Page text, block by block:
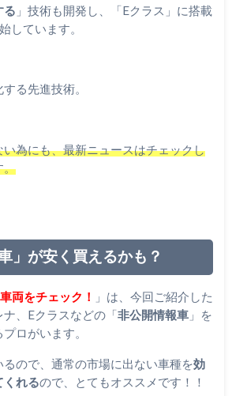
る 」技術も開発し、「Eクラス」に搭載
しています。
る先進技術。
為にも、最新ニュースはチェックし
。
」が安く買えるかも？
両をチェック！
」は、今回ご紹介した
、Eクラスなどの「非公開情報車」を
ロがいます。
ので、通常の市場に出ない車種を効
くれるので、とてもオススメです！！